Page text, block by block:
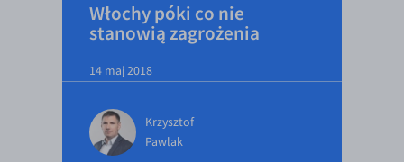
Włochy póki co nie
stanowią zagrożenia
14 maj 2018
Krzysztof
Pawlak